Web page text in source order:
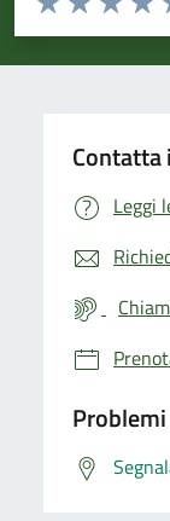
Valuta 3
Valuta 2
Valuta 1 stelle
Contatta
Leggi